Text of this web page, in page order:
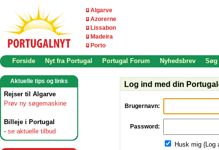
Algarve
Azorerne
Lissabon
Madeira
Porto
Forside Nyt fra Portugal Portugal Forum Nyhedsbrev Søg
Aktuelle tips og links
Rejser til Algarve
Prøv ny søgemaskine
Billeje i Portugal
- se aktuelle tilbud
Log ind med din
Brugernavn:
Password:
Husk mig (Log